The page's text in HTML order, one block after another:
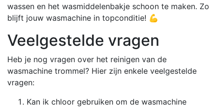
wassen en het wasmiddelenbakje schoon te maken. Zo
blijft jouw wasmachine in topconditie! 💪
Veelgestelde vragen
Heb je nog vragen over het reinigen van de
wasmachine trommel? Hier zijn enkele veelgestelde
vragen:
Kan ik chloor gebruiken om de wasmachine